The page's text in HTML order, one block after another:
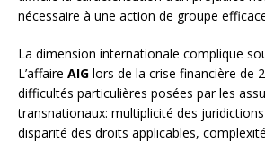
nécessaire à une action de groupe
La dimension internationale complique
L’affaire AIG lors de la crise financière de
difficultés particulières posées par les
transnationaux: multiplicité des
disparité des droits applicables,